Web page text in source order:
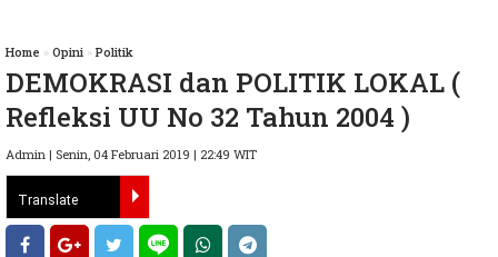
Home » Opini » Politik
DEMOKRASI dan POLITIK LOKAL (
Refleksi UU No 32 Tahun 2004 )
Admin | Senin, 04 Februari 2019 | 22:49 WIT